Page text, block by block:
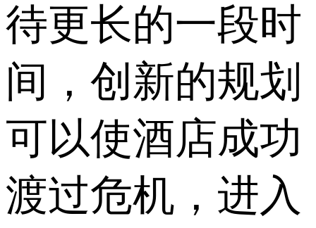
待更长的一段时
间，创新的规划
可以使酒店成功
渡过危机，进入